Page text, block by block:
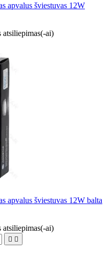
apvalus šviestuvas 12W
atsiliepimas(-ai)
apvalus šviestuvas 12W balta
atsiliepimas(-ai)
 